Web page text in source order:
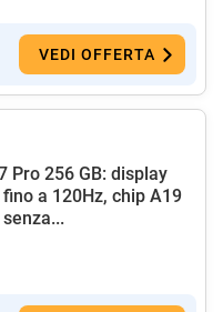
VEDI OFFERTA
Pro 256 GB: display
a 120Hz, chip A19